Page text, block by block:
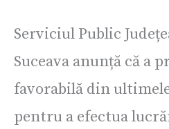
Serviciul Public
Suceava anunță că a
favorabilă din
pentru a efectua